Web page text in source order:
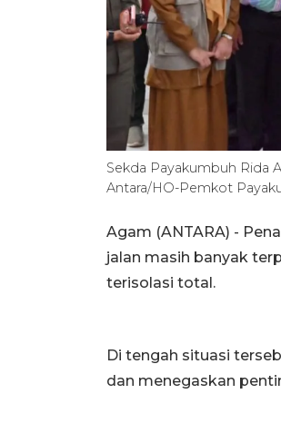
Sekda Payakumbuh Rida
Antara/HO-Pemkot
Agam (ANTARA) -
jalan masih banyak
terisolasi total.
Di tengah situasi
dan menegaskan